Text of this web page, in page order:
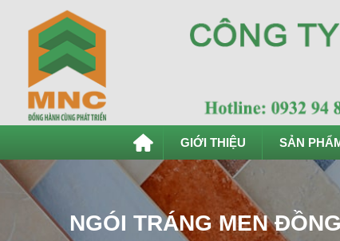
GIỚI THIỆU SẢN
Tiếng ViệtEnglish
NGÓI TRÁNG MEN